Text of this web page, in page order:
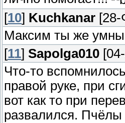
[10] Kuchkanar
Максим ты же
[11] Sapolga010
Что-то
правой руке, при
вот как то при
развалился. Пчёлы